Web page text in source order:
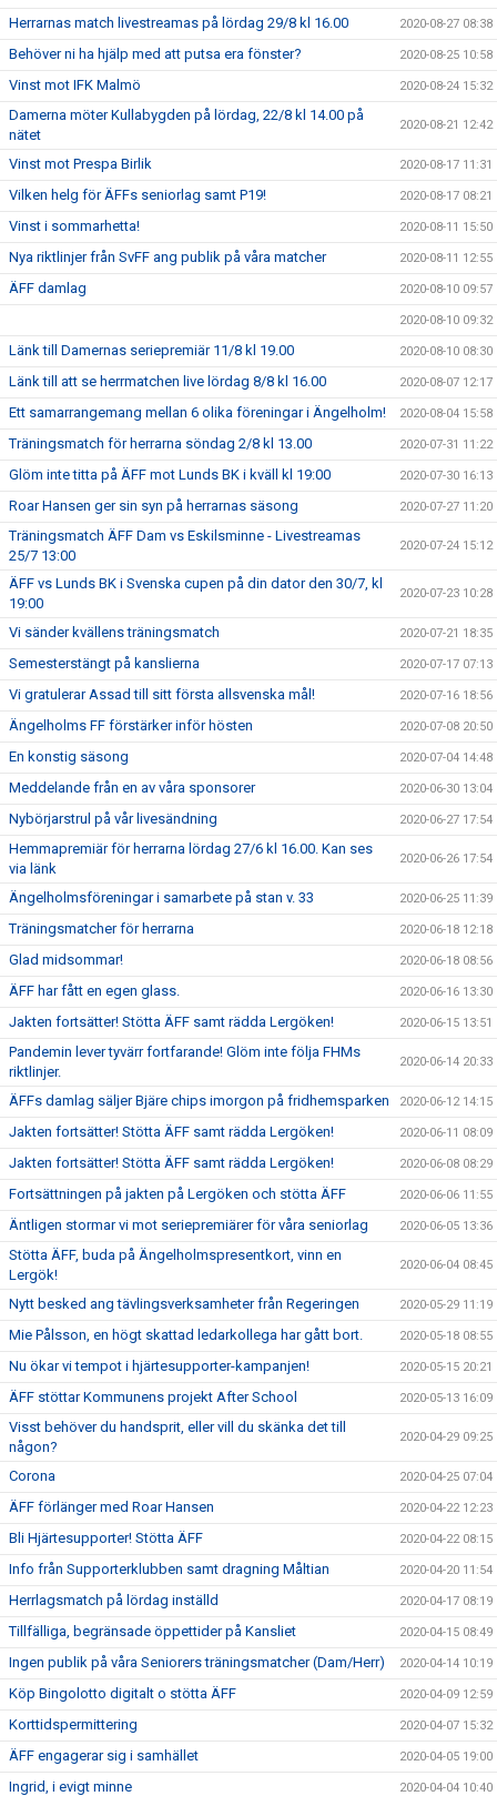
Herrarnas match livestreamas på lördag 29/8 kl 16.00 2020-08-27 08:38
Behöver ni ha hjälp med att putsa era fönster? 2020-08-25 10:58
Vinst mot IFK Malmö 2020-08-24 15:32
Damerna möter Kullabygden på lördag, 22/8 kl 14.00 på
nätet
2020-08-21 12:42
Vinst mot Prespa Birlik 2020-08-17 11:31
Vilken helg för ÄFFs seniorlag samt P19! 2020-08-17 08:21
Vinst i sommarhetta! 2020-08-11 15:50
Nya riktlinjer från SvFF ang publik på våra matcher 2020-08-11 12:55
ÄFF damlag 2020-08-10 09:57
2020-08-10 09:32
Länk till Damernas seriepremiär 11/8 kl 19.00 2020-08-10 08:30
Länk till att se herrmatchen live lördag 8/8 kl 16.00 2020-08-07 12:17
Ett samarrangemang mellan 6 olika föreningar i Ängelholm! 2020-08-04 15:58
Träningsmatch för herrarna söndag 2/8 kl 13.00 2020-07-31 11:22
Glöm inte titta på ÄFF mot Lunds BK i kväll kl 19:00 2020-07-30 16:13
Roar Hansen ger sin syn på herrarnas säsong 2020-07-27 11:20
Träningsmatch ÄFF Dam vs Eskilsminne - Livestreamas
25/7 13:00
2020-07-24 15:12
ÄFF vs Lunds BK i Svenska cupen på din dator den 30/7, kl
19:00
2020-07-23 10:28
Vi sänder kvällens träningsmatch 2020-07-21 18:35
Semesterstängt på kanslierna 2020-07-17 07:13
Vi gratulerar Assad till sitt första allsvenska mål! 2020-07-16 18:56
Ängelholms FF förstärker inför hösten 2020-07-08 20:50
En konstig säsong 2020-07-04 14:48
Meddelande från en av våra sponsorer 2020-06-30 13:04
Nybörjarstrul på vår livesändning 2020-06-27 17:54
Hemmapremiär för herrarna lördag 27/6 kl 16.00. Kan ses
via länk
2020-06-26 17:54
Ängelholmsföreningar i samarbete på stan v. 33 2020-06-25 11:39
Träningsmatcher för herrarna 2020-06-18 12:18
Glad midsommar! 2020-06-18 08:56
ÄFF har fått en egen glass. 2020-06-16 13:30
Jakten fortsätter! Stötta ÄFF samt rädda Lergöken! 2020-06-15 13:51
Pandemin lever tyvärr fortfarande! Glöm inte följa FHMs
riktlinjer.
2020-06-14 20:33
ÄFFs damlag säljer Bjäre chips imorgon på fridhemsparken 2020-06-12 14:15
Jakten fortsätter! Stötta ÄFF samt rädda Lergöken! 2020-06-11 08:09
Jakten fortsätter! Stötta ÄFF samt rädda Lergöken! 2020-06-08 08:29
Fortsättningen på jakten på Lergöken och stötta ÄFF 2020-06-06 11:55
Äntligen stormar vi mot seriepremiärer för våra seniorlag 2020-06-05 13:36
Stötta ÄFF, buda på Ängelholmspresentkort, vinn en
Lergök!
2020-06-04 08:45
Nytt besked ang tävlingsverksamheter från Regeringen 2020-05-29 11:19
Mie Pålsson, en högt skattad ledarkollega har gått bort. 2020-05-18 08:55
Nu ökar vi tempot i hjärtesupporter-kampanjen! 2020-05-15 20:21
ÄFF stöttar Kommunens projekt After School 2020-05-13 16:09
Visst behöver du handsprit, eller vill du skänka det till
någon?
2020-04-29 09:25
Corona 2020-04-25 07:04
ÄFF förlänger med Roar Hansen 2020-04-22 12:23
Bli Hjärtesupporter! Stötta ÄFF 2020-04-22 08:15
Info från Supporterklubben samt dragning Måltian 2020-04-20 11:54
Herrlagsmatch på lördag inställd 2020-04-17 08:19
Tillfälliga, begränsade öppettider på Kansliet 2020-04-15 08:49
Ingen publik på våra Seniorers träningsmatcher (Dam/Herr) 2020-04-14 10:19
Köp Bingolotto digitalt o stötta ÄFF 2020-04-09 12:59
Korttidspermittering 2020-04-07 15:32
ÄFF engagerar sig i samhället 2020-04-05 19:00
Ingrid, i evigt minne 2020-04-04 10:40